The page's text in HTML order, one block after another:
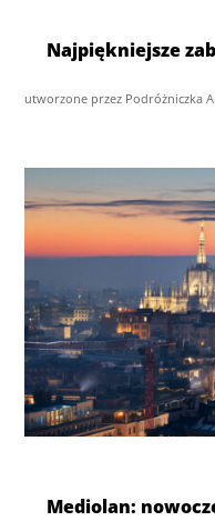
Najpiękniejsze
utworzone przez Podróżniczka
Mediolan: